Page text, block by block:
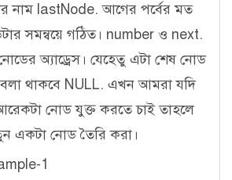
নাম lastNode. আগের পর্বের মত
সমন্বয়ে গঠিত। number ও next.
অ্যাড্রেস। যেহেতু এটা শেষ নোড
বলা থাকবে NULL. এখন আমরা যদি
নোড যুক্ত করতে চাই তাহলে
একটা নোড তৈরি করা।